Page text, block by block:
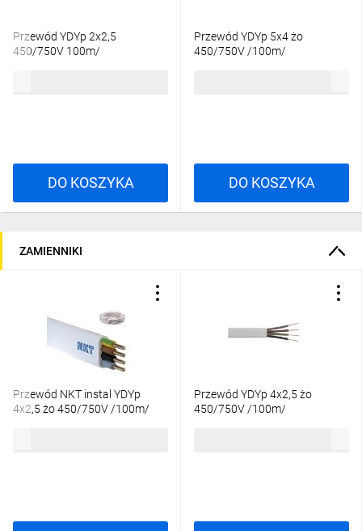
Przewód YDYp 2x2,5
450/750V 100m/
DO KOSZYKA
Przewód YDYp 5x4 żo
450/750V /100m/
DO KOSZYKA
ZAMIENNIKI
Przewód NKT instal YDYp
4x2,5 żo 450/750V /100m/
Przewód YDYp 4x2,5 żo
450/750V /100m/